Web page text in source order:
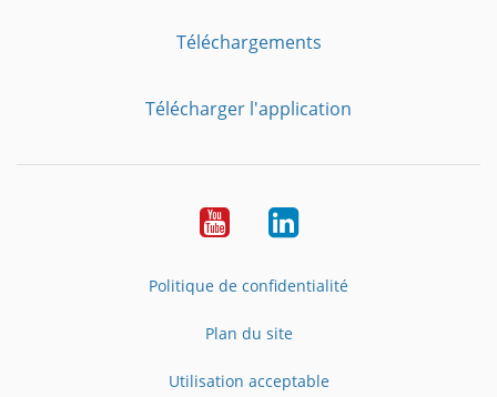
Téléchargements
Télécharger l'application
YouTubeLinkedIn
Politique de confidentialité
Plan du site
Utilisation acceptable